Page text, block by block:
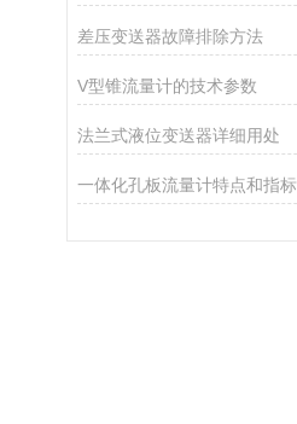
差压变送器故障排除方法
V型锥流量计的技术参数
法兰式液位变送器详细用处
一体化孔板流量计特点和指标